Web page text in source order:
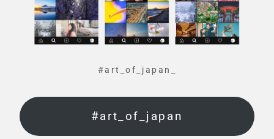
#art_of_japan_
#art_of_japan